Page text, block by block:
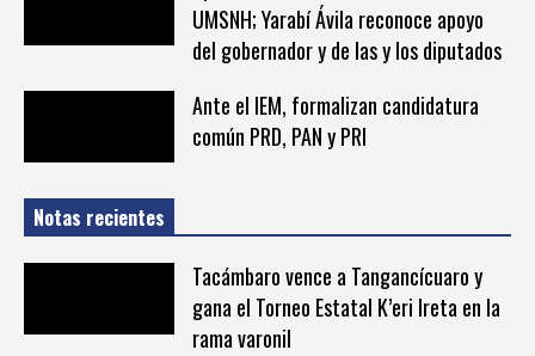
UMSNH; Yarabí Ávila reconoce apoyo
del gobernador y de las y los diputados
Ante el IEM, formalizan candidatura
común PRD, PAN y PRI
Notas recientes
Tacámbaro vence a Tangancícuaro y
gana el Torneo Estatal K’eri Ireta en la
rama varonil